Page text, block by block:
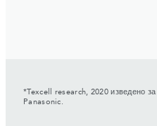
*Texcell research, 2020 изведено
Panasonic.